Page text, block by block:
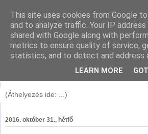
2016. október 31., hétfő
This site uses cookies from Google
and to analyze traffic. Your IP
shared with Google along with
metrics to ensure quality of service,
statistics, and to detect and address
LEARN MORE